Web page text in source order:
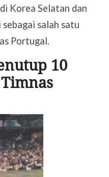
Korea Selatan dan
salah satu
Portugal.
10